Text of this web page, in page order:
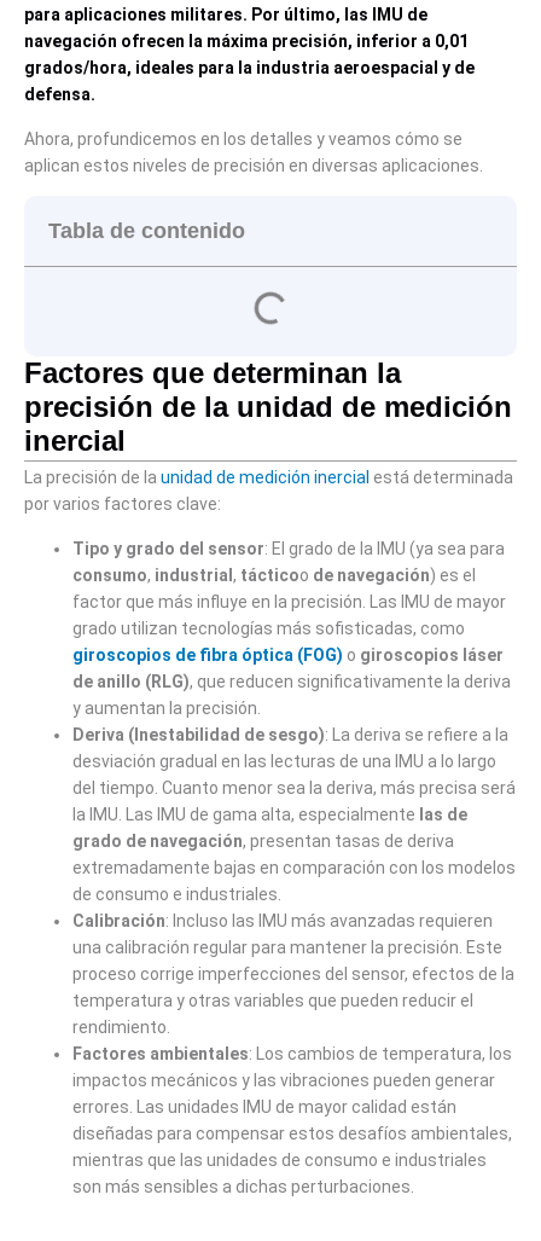
para aplicaciones militares. Por último, las IMU de
navegación ofrecen la máxima precisión, inferior a 0,01
grados/hora, ideales para la industria aeroespacial y de
defensa.
Ahora, profundicemos en los detalles y veamos cómo se
aplican estos niveles de precisión en diversas aplicaciones.
Tabla de contenido
Factores que determinan la
precisión de la unidad de medición
inercial
La precisión de la unidad de medición inercial está determinada
por varios factores clave:
Tipo y grado del sensor: El grado de la IMU (ya sea para
consumo, industrial, tácticoo de navegación) es el
factor que más influye en la precisión. Las IMU de mayor
grado utilizan tecnologías más sofisticadas, como
giroscopios de fibra óptica (FOG) o giroscopios láser
de anillo (RLG), que reducen significativamente la deriva
y aumentan la precisión.
Deriva (Inestabilidad de sesgo): La deriva se refiere a la
desviación gradual en las lecturas de una IMU a lo largo
del tiempo. Cuanto menor sea la deriva, más precisa será
la IMU. Las IMU de gama alta, especialmente las de
grado de navegación, presentan tasas de deriva
extremadamente bajas en comparación con los modelos
de consumo e industriales.
Calibración: Incluso las IMU más avanzadas requieren
una calibración regular para mantener la precisión. Este
proceso corrige imperfecciones del sensor, efectos de la
temperatura y otras variables que pueden reducir el
rendimiento.
Factores ambientales: Los cambios de temperatura, los
impactos mecánicos y las vibraciones pueden generar
errores. Las unidades IMU de mayor calidad están
diseñadas para compensar estos desafíos ambientales,
mientras que las unidades de consumo e industriales
son más sensibles a dichas perturbaciones.